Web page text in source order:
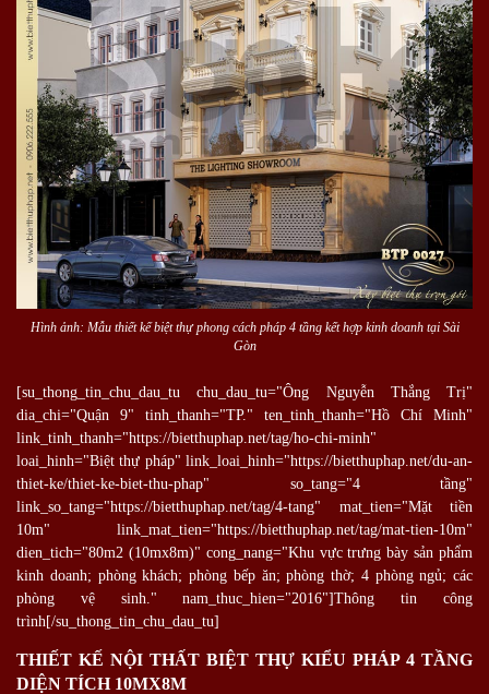
Hình ảnh: Mẫu thiết kế biệt thự phong cách pháp 4 tầng kết hợp kinh doanh tại Sài
Gòn
[su_thong_tin_chu_dau_tu chu_dau_tu="Ông Nguyễn Thắng Trị"
dia_chi="Quận 9" tinh_thanh="TP." ten_tinh_thanh="Hồ Chí Minh"
link_tinh_thanh="https://bietthuphap.net/tag/ho-chi-minh"
loai_hinh="Biệt thự pháp" link_loai_hinh="https://bietthuphap.net/du-an-
thiet-ke/thiet-ke-biet-thu-phap" so_tang="4 tầng"
link_so_tang="https://bietthuphap.net/tag/4-tang" mat_tien="Mặt tiền
10m" link_mat_tien="https://bietthuphap.net/tag/mat-tien-10m"
dien_tich="80m2 (10mx8m)" cong_nang="Khu vực trưng bày sản phẩm
kinh doanh; phòng khách; phòng bếp ăn; phòng thờ; 4 phòng ngủ; các
phòng vệ sinh." nam_thuc_hien="2016"]Thông tin công
trình[/su_thong_tin_chu_dau_tu]
THIẾT KẾ NỘI THẤT BIỆT THỰ KIỂU PHÁP 4 TẦNG
DIỆN TÍCH 10MX8M